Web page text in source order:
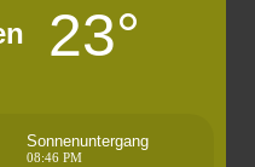
23°
Sonnenuntergang
08:46 PM